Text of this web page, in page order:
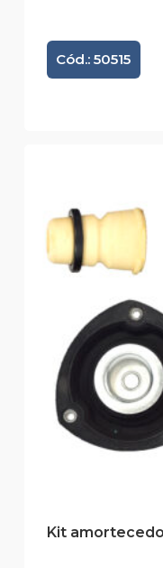
Cód.: 50515
Kit